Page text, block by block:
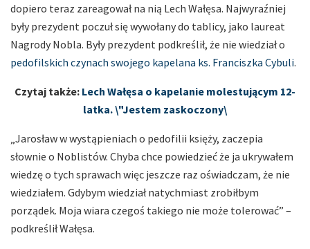
dopiero teraz zareagował na nią Lech Wałęsa. Najwyraźniej
były prezydent poczuł się wywołany do tablicy, jako laureat
Nagrody Nobla. Były prezydent podkreślił, że nie wiedział o
pedofilskich czynach swojego kapelana ks. Franciszka Cybuli.
Czytaj także: Lech Wałęsa o kapelanie molestującym 12-
latka. \"Jestem zaskoczony\
„Jarosław w wystąpieniach o pedofilii księży, zaczepia
słownie o Noblistów. Chyba chce powiedzieć że ja ukrywałem
wiedzę o tych sprawach więc jeszcze raz oświadczam, że nie
wiedziałem. Gdybym wiedział natychmiast zrobiłbym
porządek. Moja wiara czegoś takiego nie może tolerować” –
podkreślił Wałęsa.